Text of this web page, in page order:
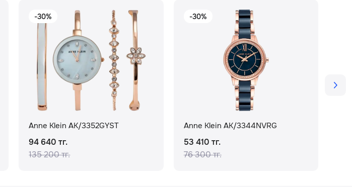
-30%
Anne Klein AK/3352GYST
94 640 тг.
135 200 тг.
-30%
Anne Klein AK/3344NVRG
53 410 тг.
76 300 тг.